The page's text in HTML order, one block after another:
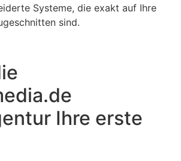
Systeme, die exakt auf Ihre
sind.
Ihre erste